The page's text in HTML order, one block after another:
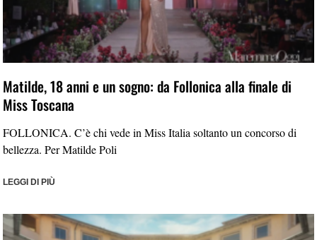
Matilde, 18 anni e un sogno: da Follonica alla finale di
Miss Toscana
FOLLONICA. C’è chi vede in Miss Italia soltanto un concorso di
bellezza. Per Matilde Poli
LEGGI DI PIÙ